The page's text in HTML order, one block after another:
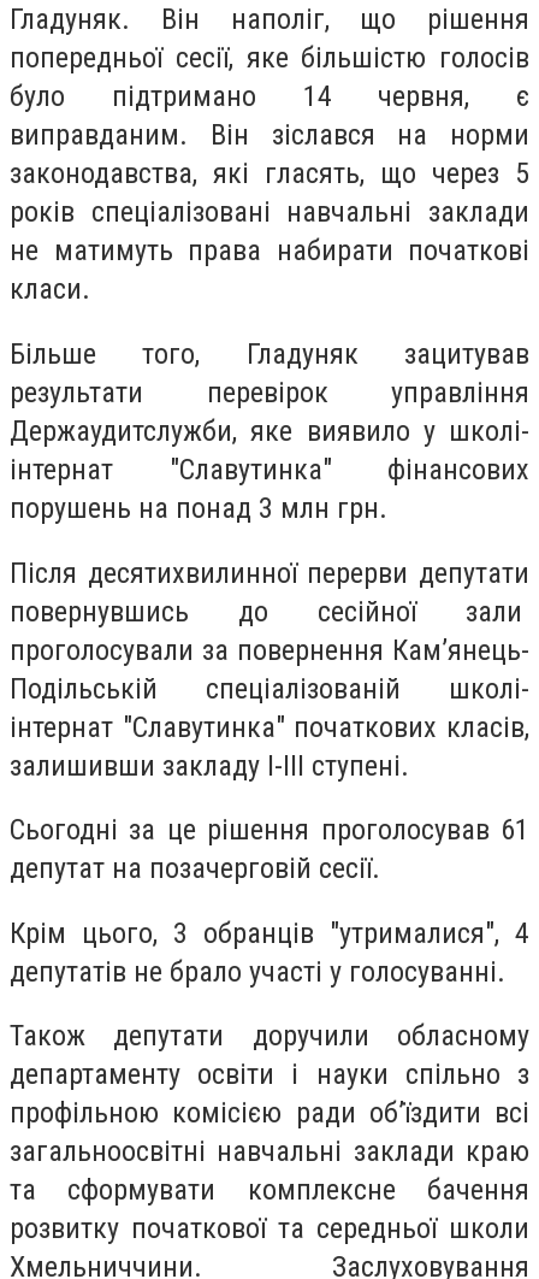
Гладуняк. Він наполіг, що рішення
попередньої сесії, яке більшістю голосів
було підтримано 14 червня, є
виправданим. Він зіслався на норми
законодавства, які гласять, що через 5
років спеціалізовані навчальні заклади
не матимуть права набирати початкові
класи.
Більше того, Гладуняк зацитував
результати перевірок управління
Держаудитслужби, яке виявило у школі-
інтернат "Славутинка" фінансових
порушень на понад 3 млн грн.
Після десятихвилинної перерви депутати
повернувшись до сесійної зали
проголосували за повернення Кам’янець-
Подільській спеціалізованій школі-
інтернат "Славутинка" початкових класів,
залишивши закладу I-III ступені.
Сьогодні за це рішення проголосував 61
депутат на позачерговій сесії.
Крім цього, 3 обранців "утрималися", 4
депутатів не брало участі у голосуванні.
Також депутати доручили обласному
департаменту освіти і науки спільно з
профільною комісією ради об’їздити всі
загальноосвітні навчальні заклади краю
та сформувати комплексне бачення
розвитку початкової та середньої школи
Хмельниччини. Заслуховування